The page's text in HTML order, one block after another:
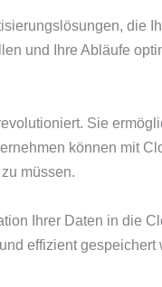
die
und Ihre Abläufe
Sie
können mit
müssen.
Ihrer Daten in die
effizient